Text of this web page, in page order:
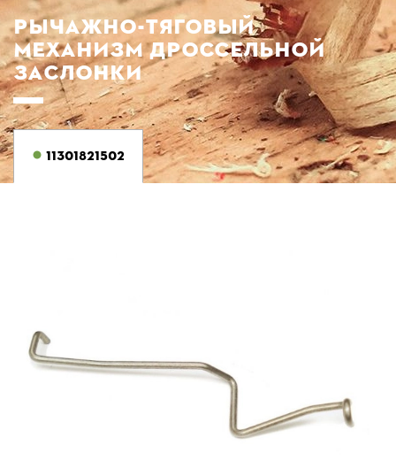
РЫЧАЖНО-ТЯГОВЫЙ
МЕХАНИЗМ ДРОССЕЛЬНОЙ
ЗАСЛОНКИ
11301821502